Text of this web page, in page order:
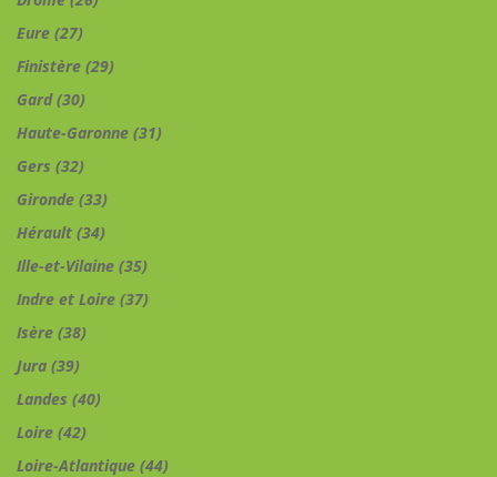
Eure (27)
Finistère (29)
Gard (30)
Haute-Garonne (31)
Gers (32)
Gironde (33)
Hérault (34)
Ille-et-Vilaine (35)
Indre et Loire (37)
Isère (38)
Jura (39)
Landes (40)
Loire (42)
Loire-Atlantique (44)